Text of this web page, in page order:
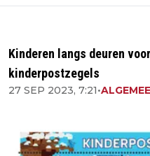
Kinderen langs deuren
kinderpostzegels
27 SEP 2023, 7:21•